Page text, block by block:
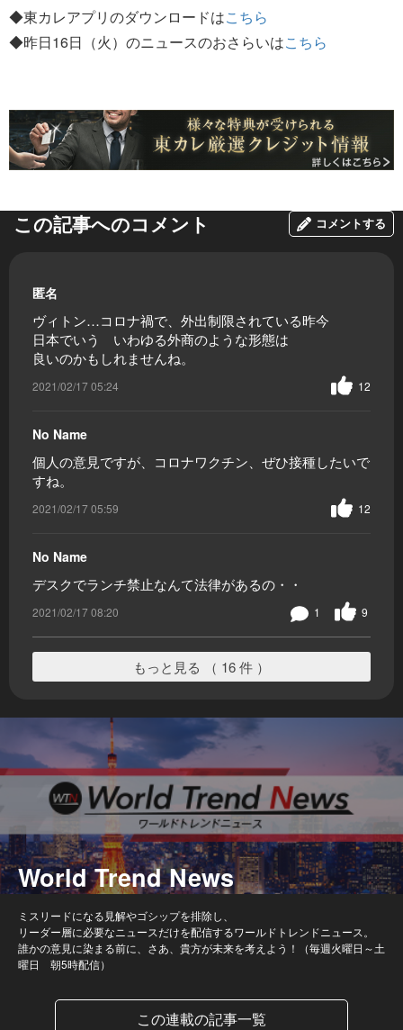
◆東カレアプリのダウンロードはこちら
◆昨日16日（火）のニュースのおさらいはこちら
この記事へのコメント コメントする
匿名
ヴィトン…コロナ禍で、外出制限されている昨今
日本でいう いわゆる外商のような形態は
良いのかもしれませんね。
2021/02/17 05:24 12
No Name
個人の意見ですが、コロナワクチン、ぜひ接種したいで
すね。
2021/02/17 05:59 12
No Name
デスクでランチ禁止なんて法律があるの・・
2021/02/17 08:20 9
1
もっと見る （ 16 件 ）
World Trend News
ミスリードになる見解やゴシップを排除し、
リーダー層に必要なニュースだけを配信するワールドトレンドニュース。
誰かの意見に染まる前に、さあ、貴方が未来を考えよう！（毎週火曜日～土
曜日 朝5時配信）
この連載の記事一覧